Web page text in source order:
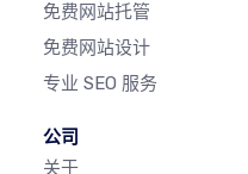
免费网站托管
免费网站设计
专业 SEO 服务
公司
关于